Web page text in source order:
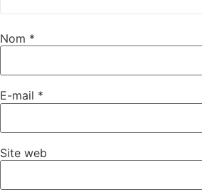
Nom *
E-mail *
Site web